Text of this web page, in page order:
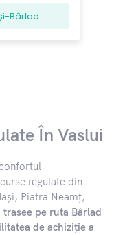
În Vaslui
regulate din
Piatra Neamț,
pe ruta Bârlad
de achiziție a
Bârlad